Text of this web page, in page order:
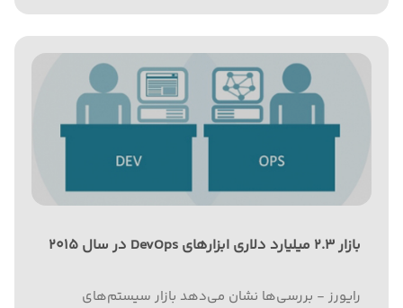
بازار ۲.۳ میلیارد دلاری ابزارهای DevOps در سال ۲۰۱۵
رایورز - بررسی‌ها نشان می‌دهد بازار سیستم‌های